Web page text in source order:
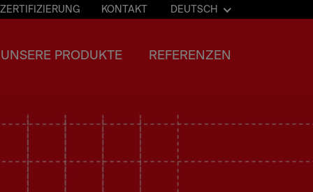
ZERTIFIZIERUNG KONTAKT DEUTSCH
UNSERE PRODUKTE REFERENZEN